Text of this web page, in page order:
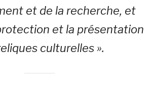
et de la recherche, et
et la présentation
culturelles ».